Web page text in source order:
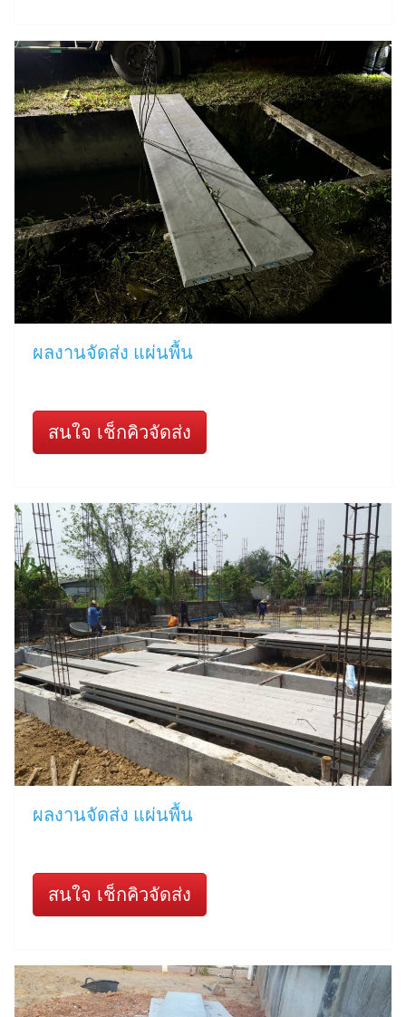
ผลงานจัดส่ง แผ่นพื้น
สนใจ เช็กคิวจัดส่ง
ผลงานจัดส่ง แผ่นพื้น
สนใจ เช็กคิวจัดส่ง